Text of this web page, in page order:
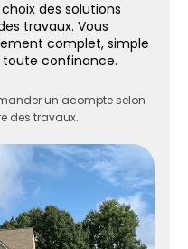
des solutions
travaux. Vous
complet, simple
confinance.
un acompte selon
des travaux.